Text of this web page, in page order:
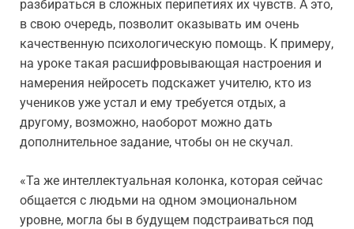
разбираться в сложных перипетиях их чувств. А это,
в свою очередь, позволит оказывать им очень
качественную психологическую помощь. К примеру,
на уроке такая расшифровывающая настроения и
намерения нейросеть подскажет учителю, кто из
учеников уже устал и ему требуется отдых, а
другому, возможно, наоборот можно дать
дополнительное задание, чтобы он не скучал.
«Та же интеллектуальная колонка, которая сейчас
общается с людьми на одном эмоциональном
уровне, могла бы в будущем подстраиваться под